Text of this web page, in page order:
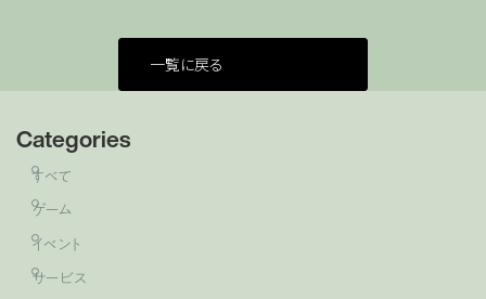
Categories
すべて
ゲーム
イベント
サービス
一覧に戻る